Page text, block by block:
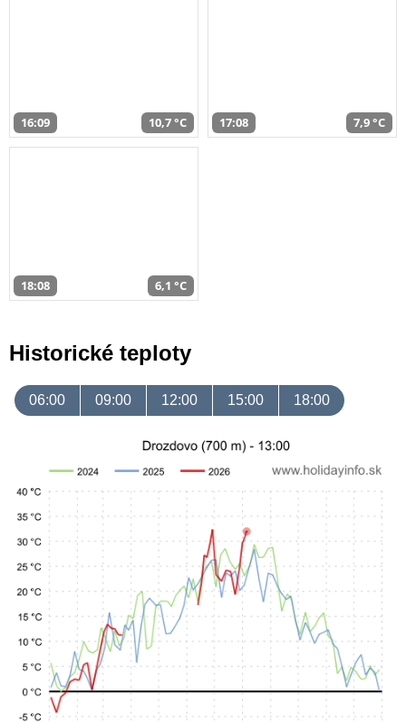
16:09 10,7 °C 17:08 7,9 °C
18:08 6,1 °C
Historické teploty
06:00 09:00 12:00 15:00 18:00